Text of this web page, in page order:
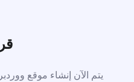
يتم الآن إنشاء موقع